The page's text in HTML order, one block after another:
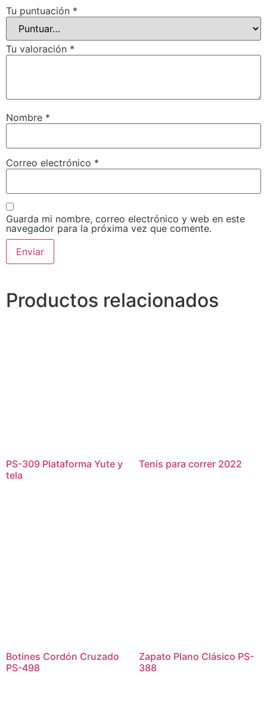
Tu puntuación *
Tu valoración *
Nombre *
Correo electrónico *
Guarda mi nombre, correo electrónico y web en este
navegador para la próxima vez que comente.
Productos relacionados
PS-309 Plataforma Yute y
tela
Tenis para correr 2022
Botines Cordón Cruzado
PS-498
Zapato Plano Clásico PS-
388